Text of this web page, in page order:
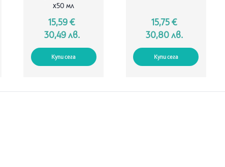
х50 мл
15,59 €
30,49 лв.
Купи сега
15,75 €
30,80 лв.
Купи сега